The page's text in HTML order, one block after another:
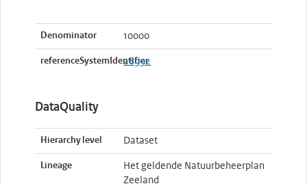
Denominator 10000
referenceSystemIdentifier
28992
DataQuality
Hierarchy level Dataset
Lineage
Het geldende Natuurbeheerplan
Zeeland